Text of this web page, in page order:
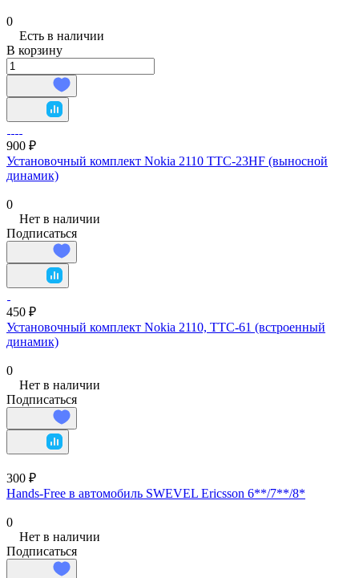
0
Есть в наличии
В корзину
900 ₽
Установочный комплект Nokia 2110 TTC-23HF (выносной
динамик)
0
Нет в наличии
Подписаться
450 ₽
Установочный комплект Nokia 2110, TTC-61 (встроенный
динамик)
0
Нет в наличии
Подписаться
300 ₽
Hands-Free в автомобиль SWEVEL Ericsson 6**/7**/8*
0
Нет в наличии
Подписаться